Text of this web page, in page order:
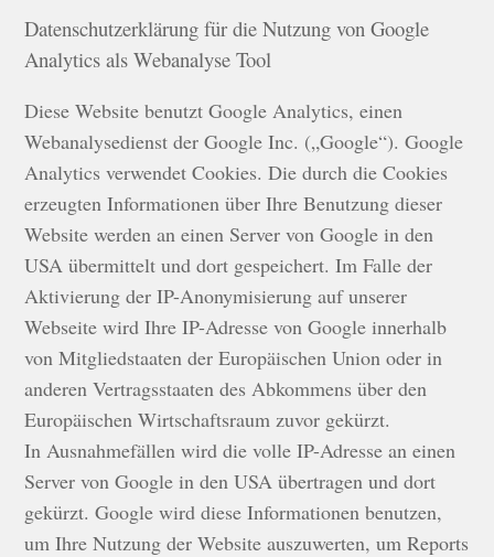
Datenschutzerklärung für die Nutzung von Google
Analytics als Webanalyse Tool
Diese Website benutzt Google Analytics, einen
Webanalysedienst der Google Inc. („Google“). Google
Analytics verwendet Cookies. Die durch die Cookies
erzeugten Informationen über Ihre Benutzung dieser
Website werden an einen Server von Google in den
USA übermittelt und dort gespeichert. Im Falle der
Aktivierung der IP-Anonymisierung auf unserer
Webseite wird Ihre IP-Adresse von Google innerhalb
von Mitgliedstaaten der Europäischen Union oder in
anderen Vertragsstaaten des Abkommens über den
Europäischen Wirtschaftsraum zuvor gekürzt.
In Ausnahmefällen wird die volle IP-Adresse an einen
Server von Google in den USA übertragen und dort
gekürzt. Google wird diese Informationen benutzen,
um Ihre Nutzung der Website auszuwerten, um Reports